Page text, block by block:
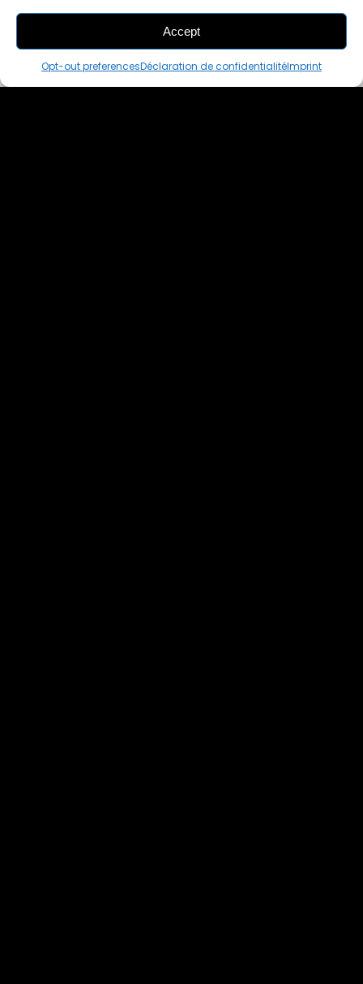
Accept
Opt-out preferencesDéclaration de confidentialitéImprint
THIS PAIR IS
ALREADY SOLD OUT